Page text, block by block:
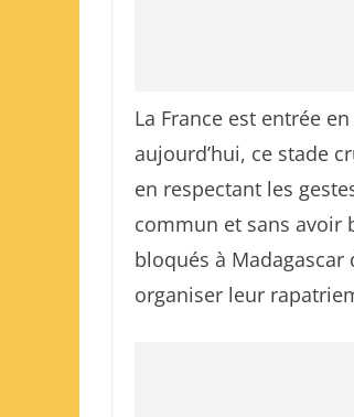
La France est entrée
aujourd’hui, ce stade
en respectant les
commun et sans avoir
bloqués à
organiser leur